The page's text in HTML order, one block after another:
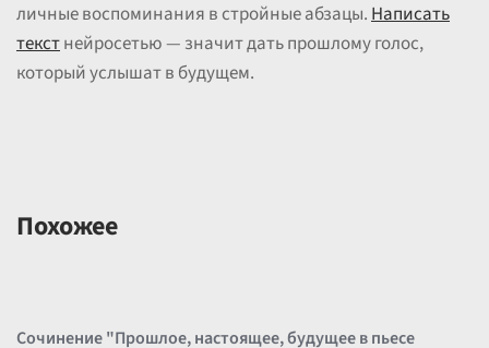
личные воспоминания в стройные абзацы.Написать
текстнейросетью — значит дать прошлому голос,
который услышат в будущем.
Похожее
Сочинение "Прошлое, настоящее, будущее в пьесе